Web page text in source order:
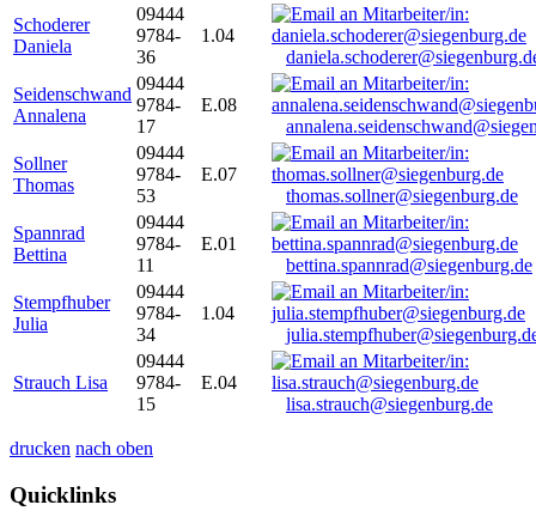
Schoderer
Daniela
09444
9784-
36
1.04
Seidenschwand
Annalena
09444
9784-
17
E.08
Sollner
Thomas
09444
9784-
53
E.07
thomas.sollner@siegenburg.de
Spannrad
Bettina
09444
9784-
11
E.01
bettina.spannrad@siegenburg.de
Stempfhuber
Julia
09444
9784-
34
1.04
Strauch Lisa
09444
9784-
15
E.04
lisa.strauch@siegenburg.de
drucken nach oben
Quicklinks